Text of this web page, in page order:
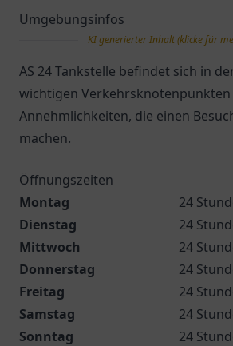
Umgebungsinfos
KI generierter Inhalt (klicke für
AS 24 Tankstelle befindet sich in
wichtigen
Annehmlichkeiten, die einen
machen.
Öffnungszeiten
Montag
24
Dienstag
24
Mittwoch
24
Donnerstag
24
Freitag
24
Samstag
24
Sonntag
24